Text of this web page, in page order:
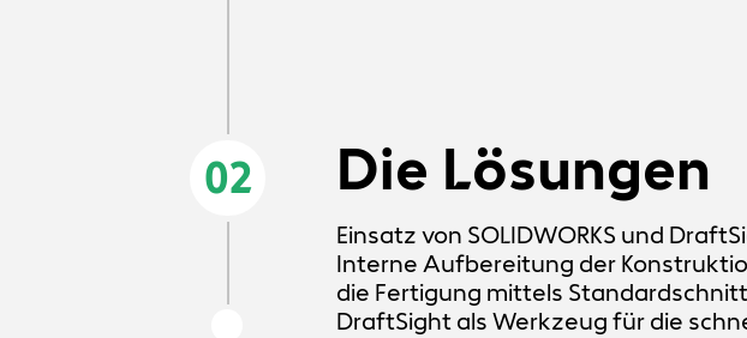
02 Die Lösungen
Einsatz von SOLIDWORKS und
Interne Aufbereitung der
die Fertigung mittels
DraftSight als Werkzeug für die